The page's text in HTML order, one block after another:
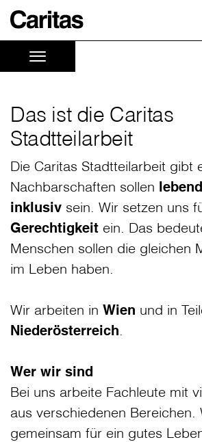
Das ist die Caritas
Stadtteilarbeit
Die Caritas Stadtteilarbeit gibt
Nachbarschaften sollen
inklusiv sein. Wir setzen uns
Gerechtigkeit ein. Das
Menschen sollen die gleichen
im Leben haben.
Wir arbeiten in Wien und in
Niederösterreich.
Wer wir sind
Bei uns arbeite Fachleute mit
aus verschiedenen Bereichen.
gemeinsam für ein gutes